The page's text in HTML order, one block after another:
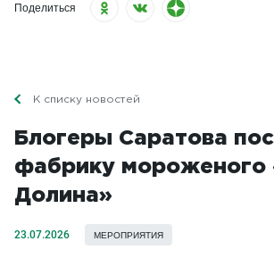
Поделиться
К списку новостей
Блогеры Саратова
фабрику мороженого
Долина»
23.07.2026 МЕРОПРИЯТИЯ